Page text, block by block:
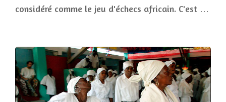
considéré comme le jeu d'échecs africain. C'est …